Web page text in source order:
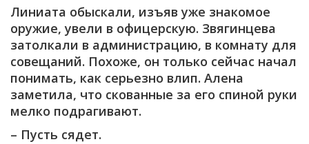
Линиата обыскали, изъяв уже знакомое
оружие, увели в офицерскую. Звягинцева
затолкали в администрацию, в комнату для
совещаний. Похоже, он только сейчас начал
понимать, как серьезно влип. Алена
заметила, что скованные за его спиной руки
мелко подрагивают.
– Пусть сядет.